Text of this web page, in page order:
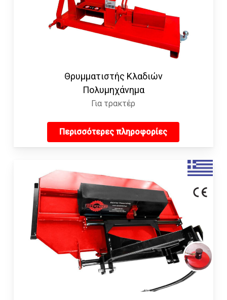
Θρυμματιστής Κλαδιών
Πολυμηχάνημα
Για τρακτέρ
Περισσότερες πληροφορίες